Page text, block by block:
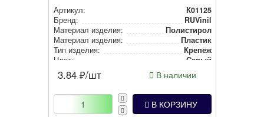
Артикул:
К01125
Бренд:
RUVinil
Материал изделия:
Полистирол
Материал изделия:
Пластик
Тип изделия:
Крепеж
Цвет:
Серый
Покрытие:
3.84 ₽/шт В наличии
В КОРЗИНУ